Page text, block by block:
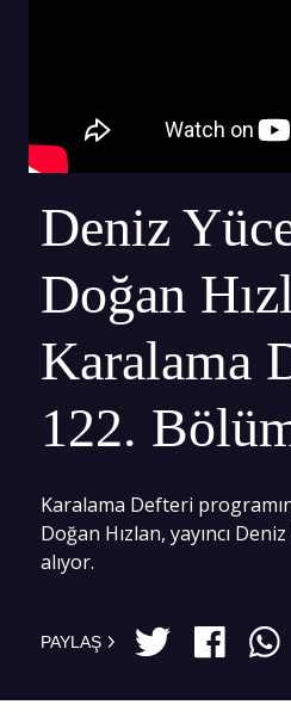
Deniz
Doğan
Karalama
122.
Karalama Defteri
Doğan Hızlan, yayıncı
alıyor.
PAYLAŞ